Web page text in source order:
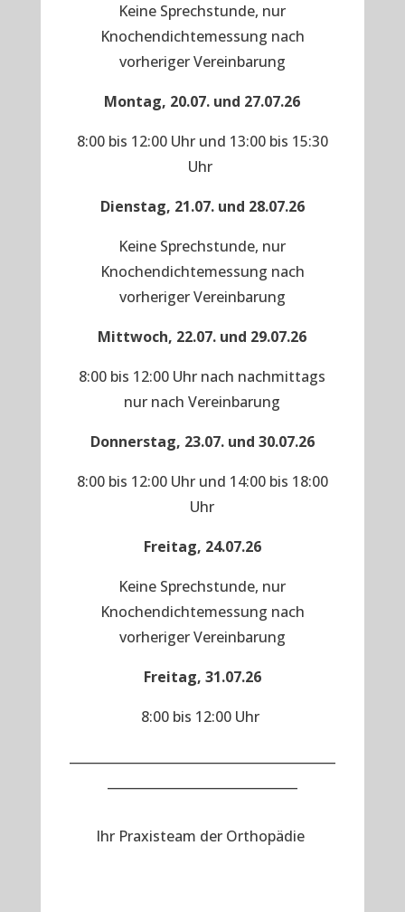
Keine Sprechstunde, nur
Knochendichtemessung nach
vorheriger Vereinbarung
Montag, 20.07. und 27.07.26
8:00 bis 12:00 Uhr und 13:00 bis 15:30
Uhr
Dienstag, 21.07. und 28.07.26
Keine Sprechstunde, nur
Knochendichtemessung nach
vorheriger Vereinbarung
Mittwoch, 22.07. und 29.07.26
8:00 bis 12:00 Uhr nach nachmittags
nur nach Vereinbarung
Donnerstag, 23.07. und 30.07.26
8:00 bis 12:00 Uhr und 14:00 bis 18:00
Uhr
Freitag, 24.07.26
Keine Sprechstunde, nur
Knochendichtemessung nach
vorheriger Vereinbarung
Freitag, 31.07.26
8:00 bis 12:00 Uhr
Ihr Praxisteam der Orthopädie